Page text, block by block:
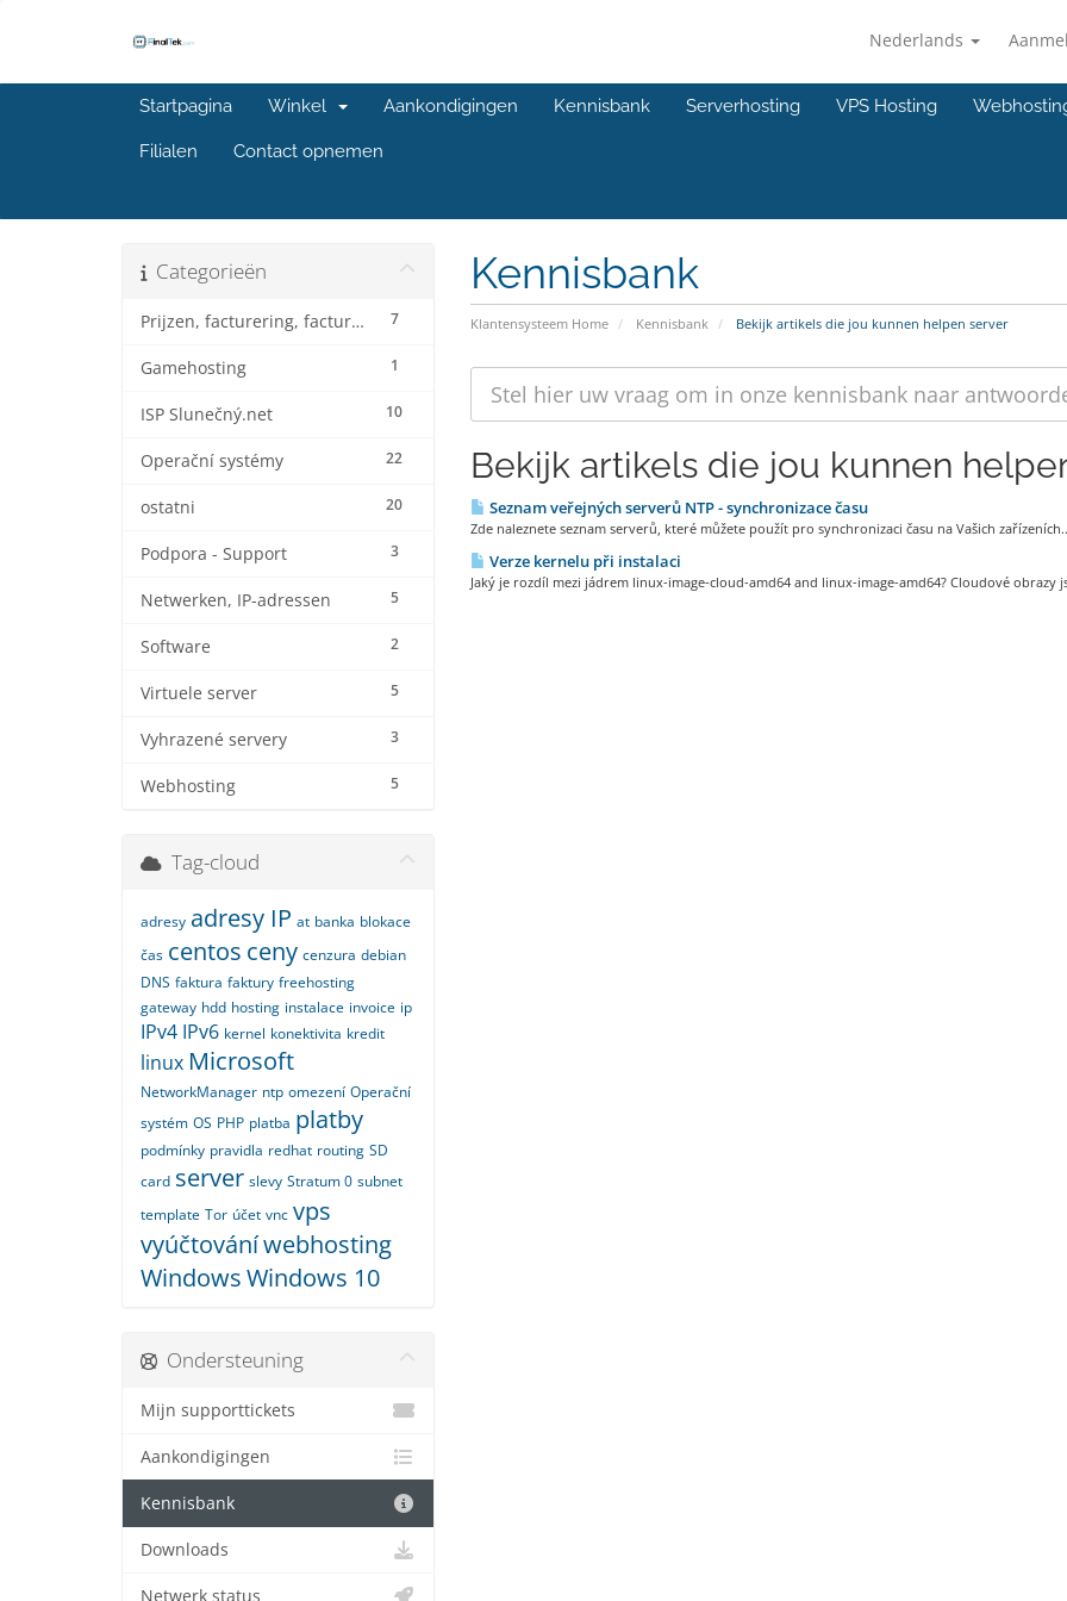
Nederlands
Startpagina Winkel Aankondigingen Kennisbank Serverhosting VPS Hosting
Filialen Contact opnemen
Kennisbank
Klantensysteem Home Kennisbank Bekijk artikels die jou kunnen helpen server
Categorieën
7
Prijzen, facturering, facturering en kortingen
1
Gamehosting
10
ISP Slunečný.net
22
Operační systémy
20
ostatni
3
Podpora - Support
5
Netwerken, IP-adressen
2
Software
5
Virtuele server
3
Vyhrazené servery
5
Webhosting
Bekijk artikels die jou kunnen
Seznam veřejných serverů NTP - synchronizace času
Zde naleznete seznam serverů, které můžete použít pro synchronizaci času na Vašich
Verze kernelu při instalaci
Jaký je rozdíl mezi jádrem linux-image-cloud-amd64 and linux-image-amd64? Cloudové obrazy
Tag-cloud
adresy adresy IP at banka blokace
čas centos ceny cenzura debian
DNS faktura faktury freehosting
gateway hdd hosting instalace invoice ip
IPv4 IPv6 kernel konektivita kredit
linux Microsoft
NetworkManager ntp omezení Operační
systém OS PHP platba platby
podmínky pravidla redhat routing SD
card server slevy Stratum 0 subnet
template Tor účet vnc vps
vyúčtováníwebhosting
WindowsWindows 10
Ondersteuning
Mijn supporttickets
Aankondigingen
Kennisbank
Downloads
Netwerk status